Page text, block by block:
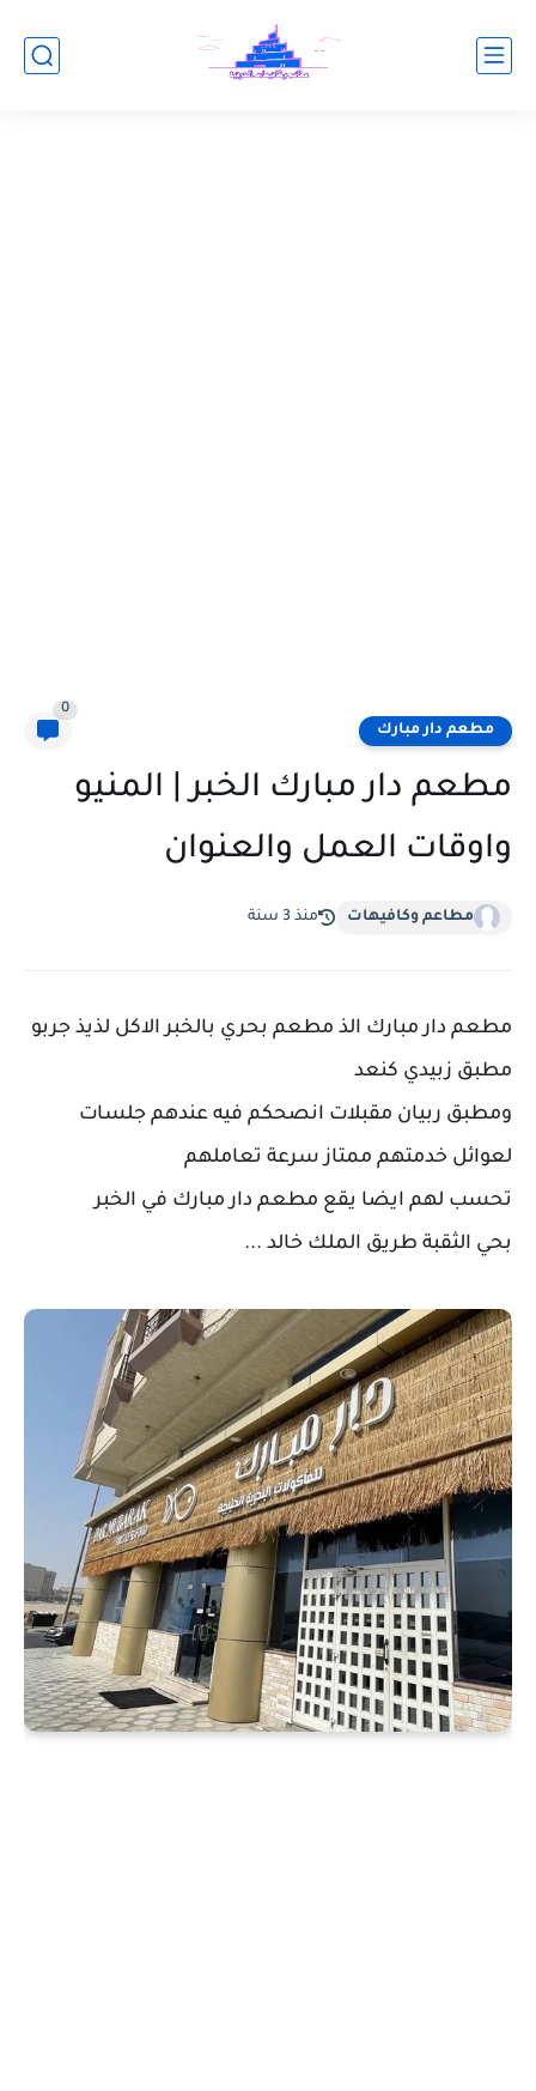
مطعم دار مبارك
0
مطعم دار مبارك الخبر | المنيو
واوقات العمل والعنوان
مطاعم وكافيهات منذ 3 سنة
مطعم دار مبارك الذ مطعم بحري بالخبر الاكل لذيذ جربو
مطبق زبيدي كنعد
ومطبق ربيان مقبلات انصحكم فيه عندهم جلسات
لعوائل خدمتهم ممتاز سرعة تعاملهم
تحسب لهم ايضا يقع مطعم دار مبارك في الخبر
بحي الثقبة طريق الملك خالد ...